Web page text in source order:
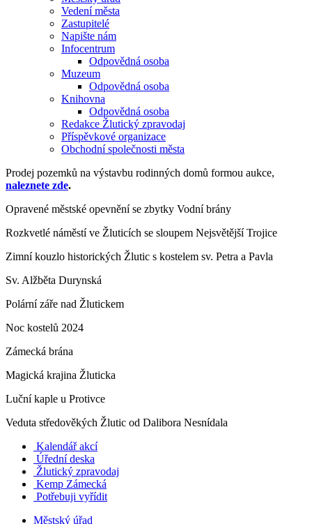
Vedení města
Zastupitelé
Napište nám
Infocentrum
Odpovědná osoba
Muzeum
Odpovědná osoba
Knihovna
Odpovědná osoba
Redakce Žlutický zpravodaj
Příspěvkové organizace
Obchodní společnosti města
Prodej pozemků na výstavbu rodinných domů formou aukce,
naleznete zde.
Opravené městské opevnění se zbytky Vodní brány
Rozkvetlé náměstí ve Žluticích se sloupem Nejsvětější Trojice
Zimní kouzlo historických Žlutic s kostelem sv. Petra a Pavla
Sv. Alžběta Durynská
Polární záře nad Žlutickem
Noc kostelů 2024
Zámecká brána
Magická krajina Žluticka
Luční kaple u Protivce
Veduta středověkých Žlutic od Dalibora Nesnídala
Kalendář akcí
Úřední deska
Žlutický zpravodaj
Kemp Zámecká
Potřebuji vyřídit
Městský úřad